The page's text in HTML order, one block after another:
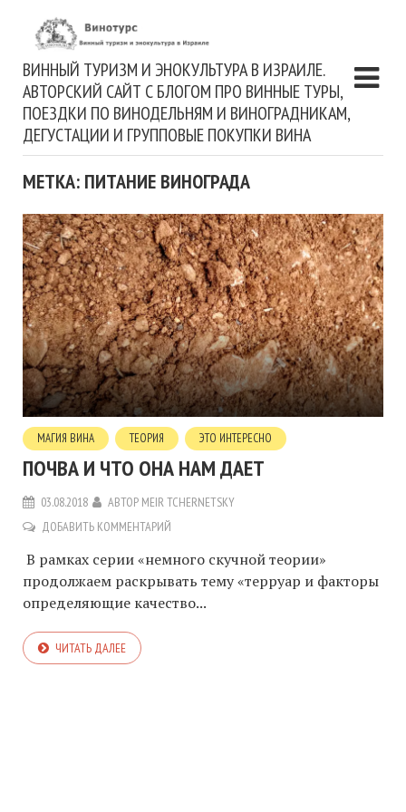
ВИННЫЙ ТУРИЗМ И ЭНОКУЛЬТУРА В ИЗРАИЛЕ.
АВТОРСКИЙ САЙТ С БЛОГОМ ПРО ВИННЫЕ ТУРЫ,
ПОЕЗДКИ ПО ВИНОДЕЛЬНЯМ И ВИНОГРАДНИКАМ,
ДЕГУСТАЦИИ И ГРУППОВЫЕ ПОКУПКИ ВИНА
МЕТКА: ПИТАНИЕ ВИНОГРАДА
МАГИЯ ВИНА ТЕОРИЯ ЭТО ИНТЕРЕСНО
ПОЧВА И ЧТО ОНА НАМ ДАЕТ
03.08.2018 АВТОР MEIR TCHERNETSKY
ДОБАВИТЬ КОММЕНТАРИЙ
В рамках серии «немного скучной теории»
продолжаем раскрывать тему «терруар и факторы
определяющие качество...
ЧИТАТЬ ДАЛЕЕ